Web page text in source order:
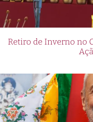
Retiro de Inverno no